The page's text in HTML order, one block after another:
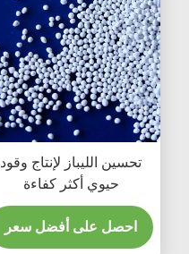
تحسين الليباز لإنتاج وقود
حيوي أكثر كفاءة
احصل على أفضل سعر